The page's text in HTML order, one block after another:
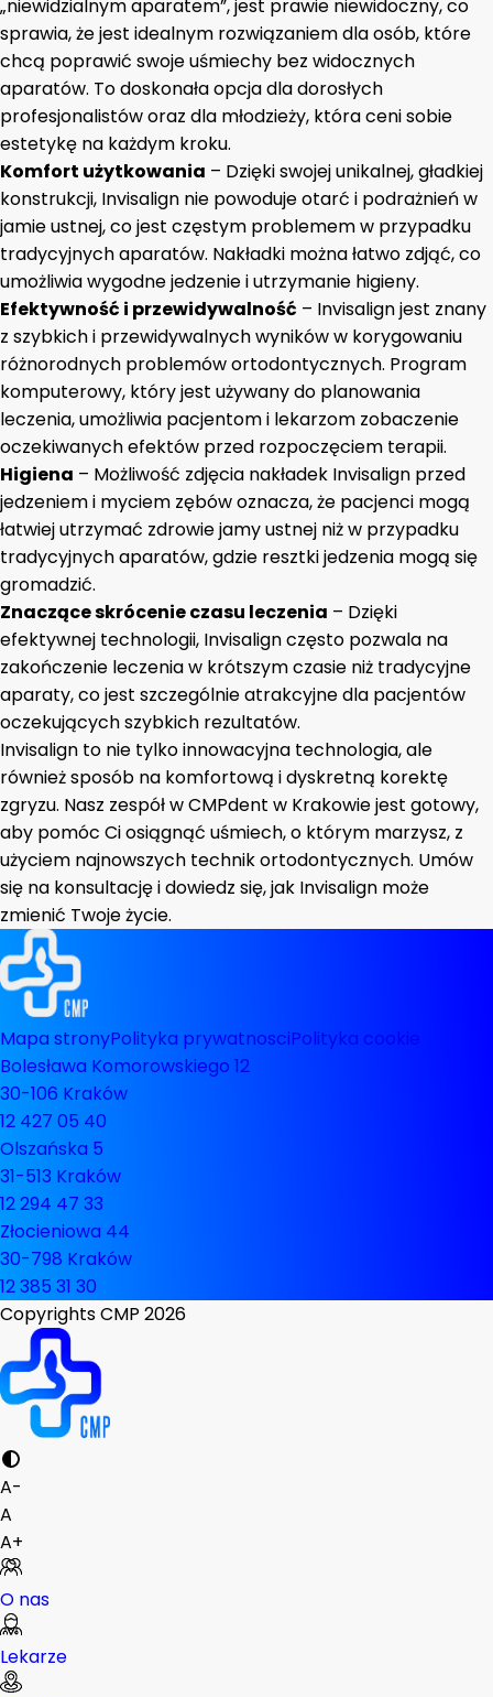
„niewidzialnym aparatem”, jest prawie niewidoczny, co
sprawia, że jest idealnym rozwiązaniem dla osób, które
chcą poprawić swoje uśmiechy bez widocznych
aparatów. To doskonała opcja dla dorosłych
profesjonalistów oraz dla młodzieży, która ceni sobie
estetykę na każdym kroku.
Komfort użytkowania – Dzięki swojej unikalnej, gładkiej
konstrukcji, Invisalign nie powoduje otarć i podrażnień w
jamie ustnej, co jest częstym problemem w przypadku
tradycyjnych aparatów. Nakładki można łatwo zdjąć, co
umożliwia wygodne jedzenie i utrzymanie higieny.
Efektywność i przewidywalność – Invisalign jest znany
z szybkich i przewidywalnych wyników w korygowaniu
różnorodnych problemów ortodontycznych. Program
komputerowy, który jest używany do planowania
leczenia, umożliwia pacjentom i lekarzom zobaczenie
oczekiwanych efektów przed rozpoczęciem terapii.
Higiena – Możliwość zdjęcia nakładek Invisalign przed
jedzeniem i myciem zębów oznacza, że pacjenci mogą
łatwiej utrzymać zdrowie jamy ustnej niż w przypadku
tradycyjnych aparatów, gdzie resztki jedzenia mogą się
gromadzić.
Znaczące skrócenie czasu leczenia – Dzięki
efektywnej technologii, Invisalign często pozwala na
zakończenie leczenia w krótszym czasie niż tradycyjne
aparaty, co jest szczególnie atrakcyjne dla pacjentów
oczekujących szybkich rezultatów.
Invisalign to nie tylko innowacyjna technologia, ale
również sposób na komfortową i dyskretną korektę
zgryzu. Nasz zespół w CMPdent w Krakowie jest gotowy,
aby pomóc Ci osiągnąć uśmiech, o którym marzysz, z
użyciem najnowszych technik ortodontycznych. Umów
się na konsultację i dowiedz się, jak Invisalign może
zmienić Twoje życie.
Mapa stronyPolityka prywatnosciPolityka cookie
Bolesława Komorowskiego 12
30-106 Kraków
12 427 05 40
Olszańska 5
31-513 Kraków
12 294 47 33
Złocieniowa 44
30-798 Kraków
12 385 31 30
Copyrights CMP 2026
A-
A
A+
O nas
Lekarze